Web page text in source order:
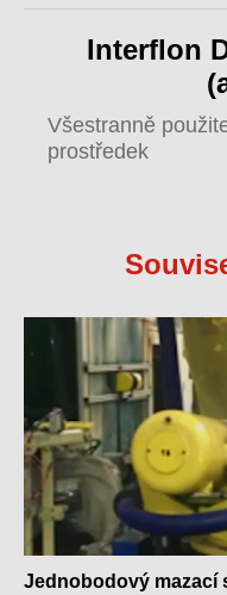
Interflon
Všestranně
prostředek
Jednobodový mazací